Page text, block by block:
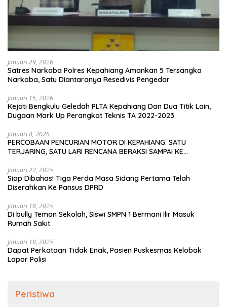
Januari 29, 2026
Satres Narkoba Polres Kepahiang Amankan 5 Tersangka
Narkoba, Satu Diantaranya Resedivis Pengedar
Januari 15, 2026
Kejati Bengkulu Geledah PLTA Kepahiang Dan Dua Titik Lain,
Dugaan Mark Up Perangkat Teknis TA 2022-2023
Januari 8, 2026
PERCOBAAN PENCURIAN MOTOR DI KEPAHIANG: SATU
TERJARING, SATU LARI RENCANA BERAKSI SAMPAI KE
Januari 22, 2025
Siap Dibahas! Tiga Perda Masa Sidang Pertama Telah
Diserahkan Ke Pansus DPRD
Januari 18, 2025
Di bully Teman Sekolah, Siswi SMPN 1 Bermani Ilir Masuk
Rumah Sakit
Januari 18, 2025
Dapat Perkataan Tidak Enak, Pasien Puskesmas Kelobak
Lapor Polisi
Peristiwa